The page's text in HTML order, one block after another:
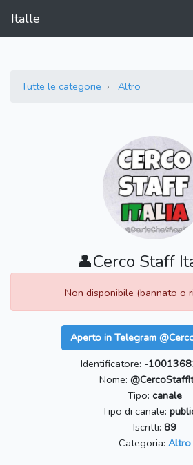
Italle
Tutte le categorie Altro
👤Cerco Staff
Non disponibile (bannato o
Aperto in Telegram
Identificatore: -
Nome:
Tipo: canale
Tipo di canale:
Iscritti: 89
Categoria: Altro